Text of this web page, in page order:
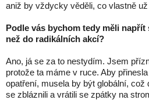
aniž by vždycky věděli, co vlastně už
Podle vás bychom tedy měli
než do radikálních akcí?
Ano, já se za to nestydím. Jsem
protože ta máme v ruce. Aby
opatření, musela by být globální,
se zbláznili a vrátili se zpátky na